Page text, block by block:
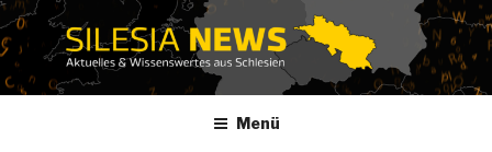
Zum
Inhalt
springen
Menü